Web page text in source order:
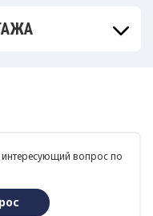
вопрос по